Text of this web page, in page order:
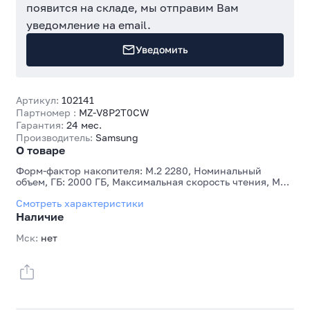
Артикул: 102141
Партномер : MZ-V8P2T0CW
Гарантия: 24 мес.
Производитель: Samsung
О товаре
Форм-фактор накопителя: M.2 2280, Номинальный
объем, ГБ: 2000 ГБ, Максимальная скорость чтения, МБ/
5100 МБ/с
Смотреть характеристики
Наличие
Мск: нет
появится на складе, мы отправим Вам
уведомление на email.
Уведомить